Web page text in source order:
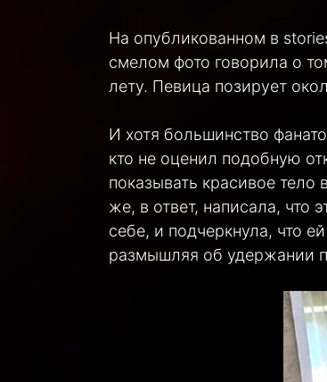
На опубликованном в
смелом фото говорила о
лету. Певица позирует
И хотя большинство
кто не оценил подобную
показывать красивое
же, в ответ, написала, что
себе, и подчеркнула, что
размышляя об удержании